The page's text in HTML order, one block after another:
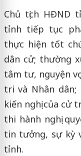
Chủ tịch HĐND
tỉnh tiếp tục
thực hiện tốt
dân cử; thường
tâm tư, nguyện
tri và Nhân dân;
kiến nghị của cử
thi hành nghị
tin tưởng, sự kỳ
tỉnh.